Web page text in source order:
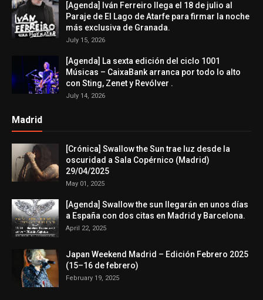
[Agenda] Iván Ferreiro llega el 18 de julio al
Paraje de El Lago de Atarfe para firmar la noche
más exclusiva de Granada.
July 15, 2026
[Agenda] La sexta edición del ciclo 1001
Músicas – CaixaBank arranca por todo lo alto
con Sting, Zenet y Revólver .
July 14, 2026
Madrid
[Crónica] Swallow the Sun trae luz desde la
oscuridad a Sala Copérnico (Madrid)
29/04/2025
May 01, 2025
[Agenda] Swallow the sun llegarán en unos días
a España con dos citas en Madrid y Barcelona.
April 22, 2025
Japan Weekend Madrid – Edición Febrero 2025
(15–16 de febrero)
February 19, 2025